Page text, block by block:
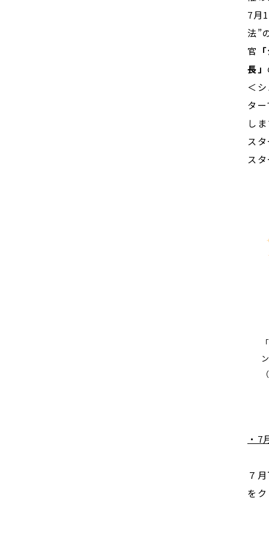
7月
法”
官
長」
＜
タ
し
ス
ス
・7
７
を